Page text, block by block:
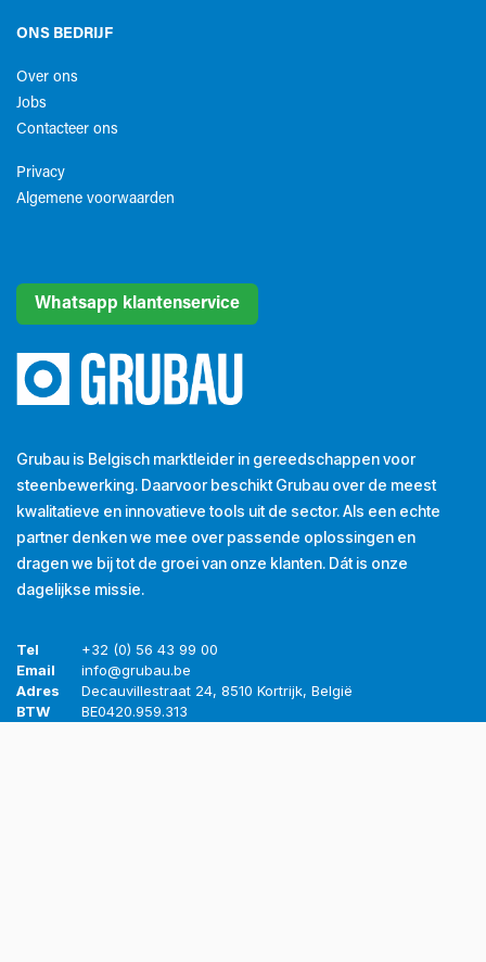
ONS BEDRIJF
Over ons
Jobs
Contacteer ons
Privacy
Algemene voorwaarden​
Whatsapp klantenservice
Grubau is Belgisch marktleider in gereedschappen voor
steenbewerking. Daarvoor beschikt Grubau over de meest
kwalitatieve en innovatieve tools uit de sector. Als een echte
partner denken we mee over passende oplossingen en
dragen we bij tot de groei van onze klanten. Dát is onze
dagelijkse missie.
Tel
+32 (0) 56 43 99 00
Email
info@grubau.be
Adres
Decauvillestraat 24, 8510 Kortrijk, België
BTW
BE0420.959.313